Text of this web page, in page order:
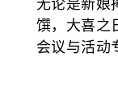
馔，大喜之
会议与活动